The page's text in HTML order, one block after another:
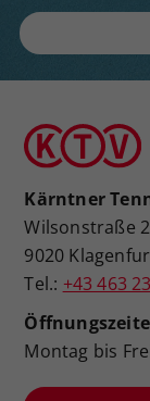
Kärntner
Wilsonstraße
9020
Tel.: +43 463
Montag bis